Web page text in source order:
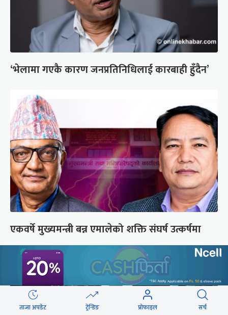
‘भेलामा गएकै कारण जनप्रतिनिधिलाई कारबाही हुँदैन’
एकवर्षे मुख्यमन्त्री बन्न एमालेको शक्ति संघर्ष उत्कर्षमा
ताजा अपडेट ट्रेन्डिङ प्रोफाइल सर्च